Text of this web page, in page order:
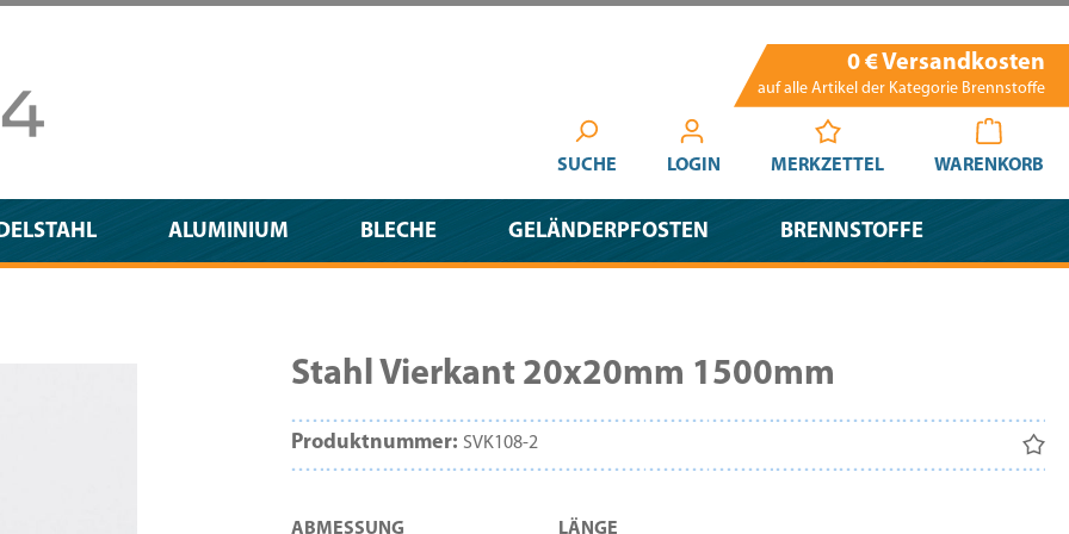
0 € Versandkosten
auf alle Artikel der Kategorie Brennstoffe
SUCHE LOGIN MERKZETTEL WARENKORB
ALUMINIUM BLECHE GELÄNDERPFOSTEN BRENNSTOFFE
Stahl Vierkant 20x20mm 1500mm
Produktnummer: SVK108-2
ABMESSUNG LÄNGE